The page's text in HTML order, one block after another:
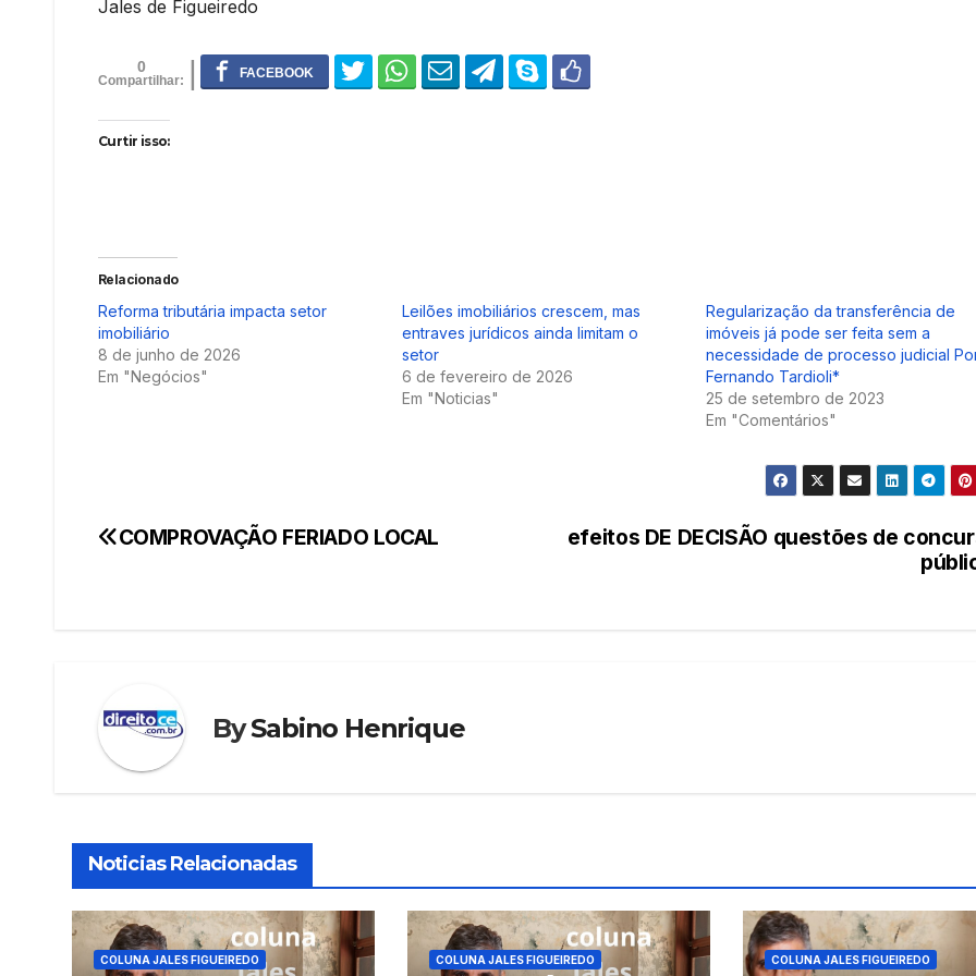
Jales de Figueiredo
0
Curtir isso:
Relacionado
Reforma tributária impacta setor
imobiliário
8 de junho de 2026
Em "Negócios"
Leilões imobiliários crescem, mas
entraves jurídicos ainda limitam o
setor
6 de fevereiro de 2026
Em "Noticias"
Regularização da transferência de
imóveis já pode ser feita sem a
necessidade de processo judicial
Fernando Tardioli*
25 de setembro de 2023
Em "Comentários"
Navegação
efeitos DE DECISÃO questões de
COMPROVAÇÃO FERIADO LOCAL
BySabino Henrique
Noticias Relacionadas
COLUNA JALES FIGUEIREDO COLUNA JALES FIGUEIREDO COLUNA JALES FIGUEIREDO